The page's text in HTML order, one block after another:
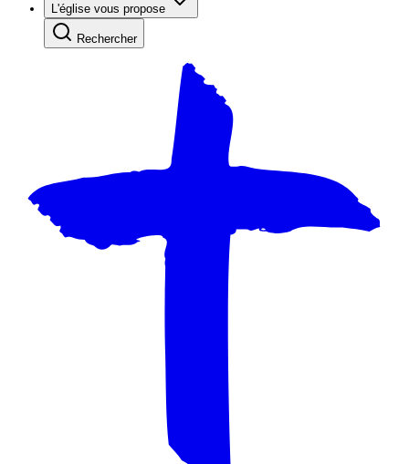
L'église vous propose
Rechercher